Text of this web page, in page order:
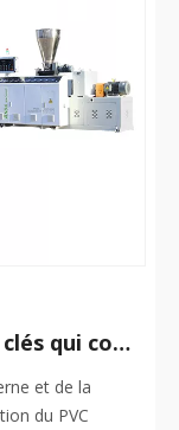
Équipement et technologies clés qui composent une ligne de production de panneaux en marbre PVC
et de la
du PVC